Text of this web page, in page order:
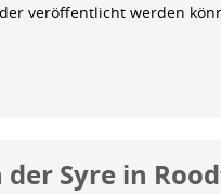
veröffentlicht werden
der Syre in